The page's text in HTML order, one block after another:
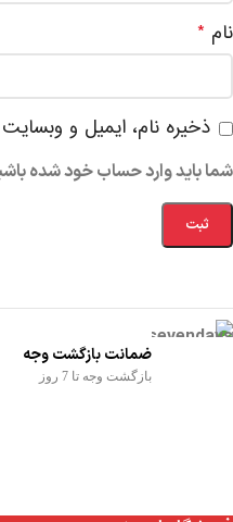
نام *
ذخیره نام، ایمیل و
شما باید وارد حساب خود شده
ضمانت بازگشت وجه
بازگشت وجه تا 7 روز